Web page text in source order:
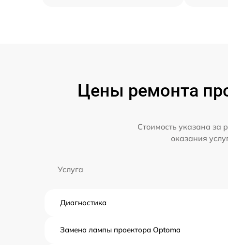
Цены ремонта
Стоимость указана за
оказания
Услуга
Диагностика
Замена лампы проектора Optoma